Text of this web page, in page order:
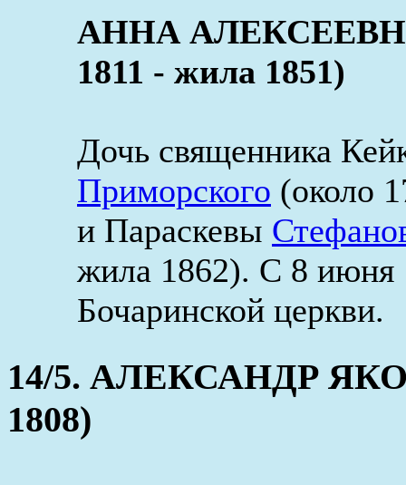
АННА
1811 - жила 1851)
Дочь священника
Приморского (около
и Параскевы
жила 1862). С 8 июня
Бочаринской церкви.
14/5. АЛЕКСАНДР
1808)